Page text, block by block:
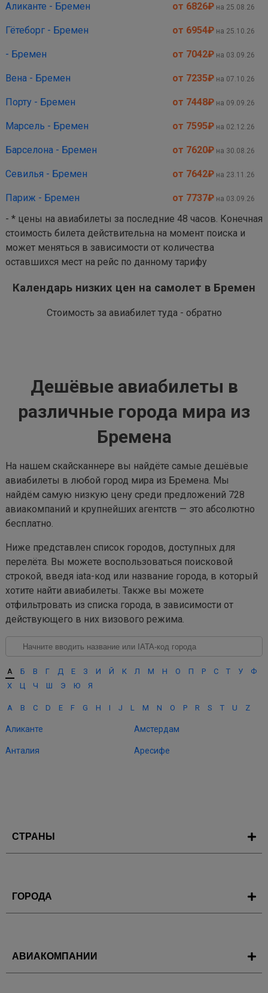
Аликанте - Бремен от 6826₽ на 25.08.26
Гётеборг - Бремен от 6954₽ на 25.10.26
- Бремен от 7042₽ на 03.09.26
Вена - Бремен от 7235₽ на 07.10.26
Порту - Бремен от 7448₽ на 09.09.26
Марсель - Бремен от 7595₽ на 02.12.26
Барселона - Бремен от 7620₽ на 30.08.26
Севилья - Бремен от 7642₽ на 23.11.26
Париж - Бремен от 7737₽ на 03.09.26
- * цены на авиабилеты за последние 48 часов. Конечная
стоимость билета действительна на момент поиска и
может меняться в зависимости от количества
оставшихся мест на рейс по данному тарифу
Календарь низких цен на самолет в Бремен
Стоимость за авиабилет туда - обратно
Дешёвые авиабилеты в
различные города мира из
Бремена
На нашем скайсканнере вы найдёте самые дешёвые
авиабилеты в любой город мира из Бремена. Мы
найдём самую низкую цену среди предложений 728
авиакомпаний и крупнейших агентств — это абсолютно
бесплатно.
Ниже представлен список городов, доступных для
перелёта. Вы можете воспользоваться поисковой
строкой, введя iata-код или название города, в который
хотите найти авиабилеты. Также вы можете
отфильтровать из списка города, в зависимости от
действующего в них визового режима.
А Б В Г Д Е З И Й К Л М Н О П Р С Т У
Ф
Х
Ц Ч Ш Э Ю Я
A B C D E F G H I J L M N O P R S T U Z
Аликанте Амстердам
Анталия Аресифе
СТРАНЫ
ГОРОДА
АВИАКОМПАНИИ